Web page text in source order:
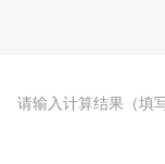
请输入计算结果（填